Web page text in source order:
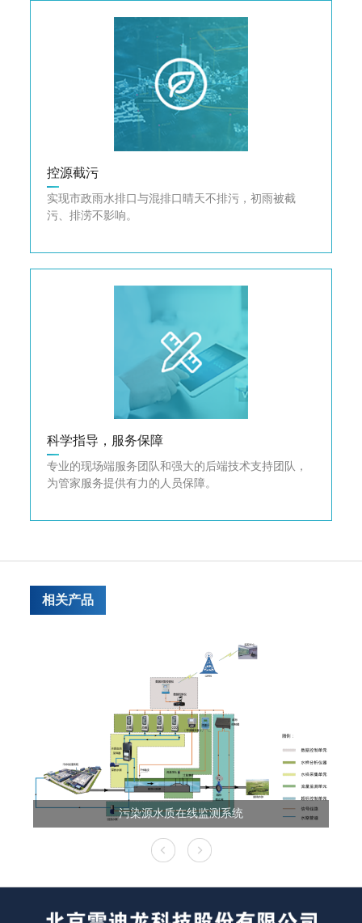
控源截污
实现市政雨水排口与混排口晴天不排污，初雨被截
污、排涝不影响。
科学指导，服务保障
专业的现场端服务团队和强大的后端技术支持团队，
为管家服务提供有力的人员保障。
相关产品
污染源水质在线监测系统